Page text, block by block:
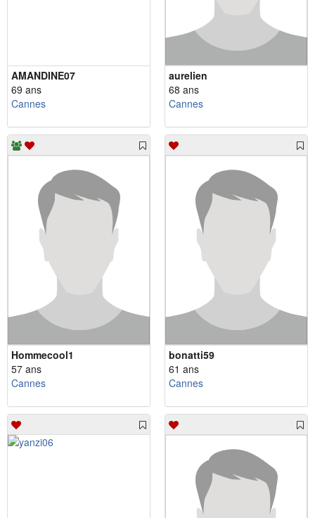
AMANDINE07
69 ans
Cannes
aurelien
68 ans
Cannes
Hommecool1
57 ans
Cannes
bonatti59
61 ans
Cannes